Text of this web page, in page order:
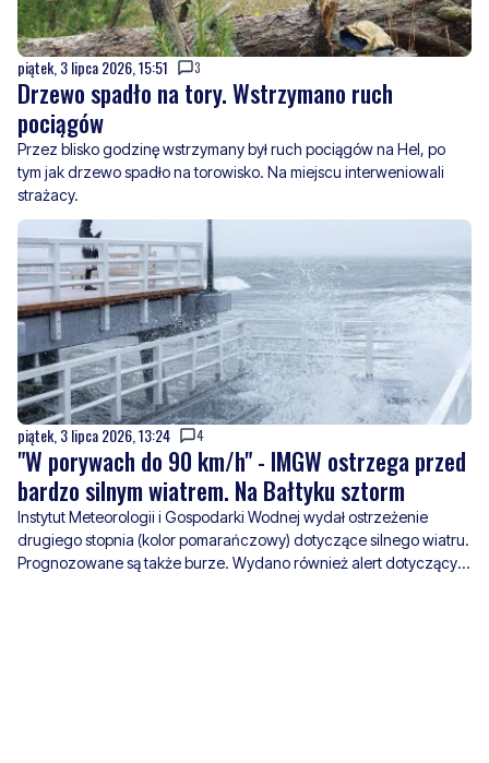
piątek, 3 lipca 2026, 15:51 3
Drzewo spadło na tory. Wstrzymano ruch
pociągów
Przez blisko godzinę wstrzymany był ruch pociągów na Hel, po
tym jak drzewo spadło na torowisko. Na miejscu interweniowali
strażacy.
piątek, 3 lipca 2026, 13:24 4
"W porywach do 90 km/h" - IMGW ostrzega przed
bardzo silnym wiatrem. Na Bałtyku sztorm
Instytut Meteorologii i Gospodarki Wodnej wydał ostrzeżenie
drugiego stopnia (kolor pomarańczowy) dotyczące silnego wiatru.
Prognozowane są także burze. Wydano również alert dotyczący